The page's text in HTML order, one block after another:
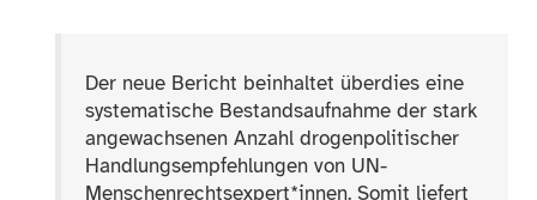
Der neue Bericht beinhaltet überdies eine
systematische Bestandsaufnahme der stark
angewachsenen Anzahl drogenpolitischer
Handlungsempfehlungen von UN-
Menschenrechtsexpert*innen. Somit liefert